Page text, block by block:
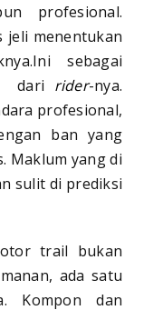
profesional.
jeli menentukan
sebagai
dari rider-nya.
profesional,
ban yang
Maklum yang di
sulit di prediksi
trail bukan
ada satu
Kompon dan